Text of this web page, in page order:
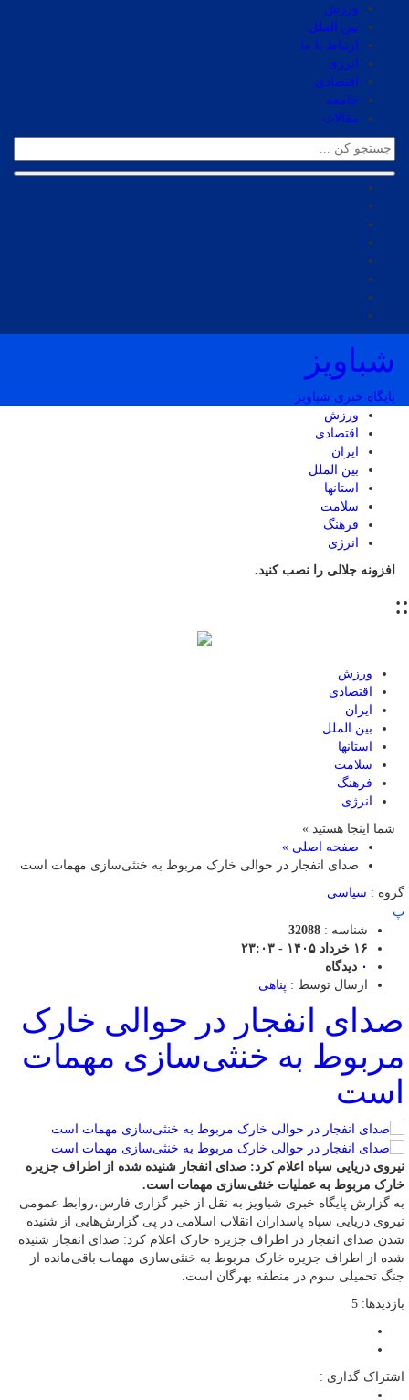
ورزش
بین الملل
ارتباط با ما
انرژی
اقتصادی
جامعه
مقالات
شباویز
پایگاه خبری شباویز
ورزش
اقتصادی
ایران
بین الملل
استانها
سلامت
فرهنگ
انرژی
افزونه جلالی را نصب کنید.
::
ورزش
اقتصادی
ایران
بین الملل
استانها
سلامت
فرهنگ
انرژی
شما اینجا هستید »
صفحه اصلی »
صدای انفجار در حوالی خارک مربوط به خنثی‌سازی مهمات است
گروه : سیاسی
پ
شناسه : 32088
۱۶ خرداد ۱۴۰۵ - ۲۳:۰۳
۰ دیدگاه
ارسال توسط : پناهی
صدای انفجار در حوالی خارک
مربوط به خنثی‌سازی مهمات
است
نیروی دریایی سپاه اعلام کرد: صدای انفجار شنیده شده از اطراف جزیره
خارک مربوط به عملیات خنثی‌سازی مهمات است.
به گزارش پایگاه خبری شباویز به نقل از خبر گزاری فارس،روابط عمومی
نیروی دریایی سپاه پاسداران انقلاب اسلامی در پی گزارش‌هایی از شنیده
شدن صدای انفجار در اطراف جزیره خارک اعلام کرد: صدای انفجار شنیده
شده از اطراف جزیره خارک مربوط به خنثی‌سازی مهمات باقی‌مانده از
جنگ تحمیلی سوم در منطقه بهرگان است.
بازدیدها: 5
اشتراک گذاری :